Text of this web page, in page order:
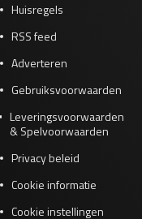
Huisregels
RSS feed
Adverteren
Gebruiksvoorwaarden
Leveringsvoorwaarden
& Spelvoorwaarden
Privacy beleid
Cookie informatie
Cookie instellingen